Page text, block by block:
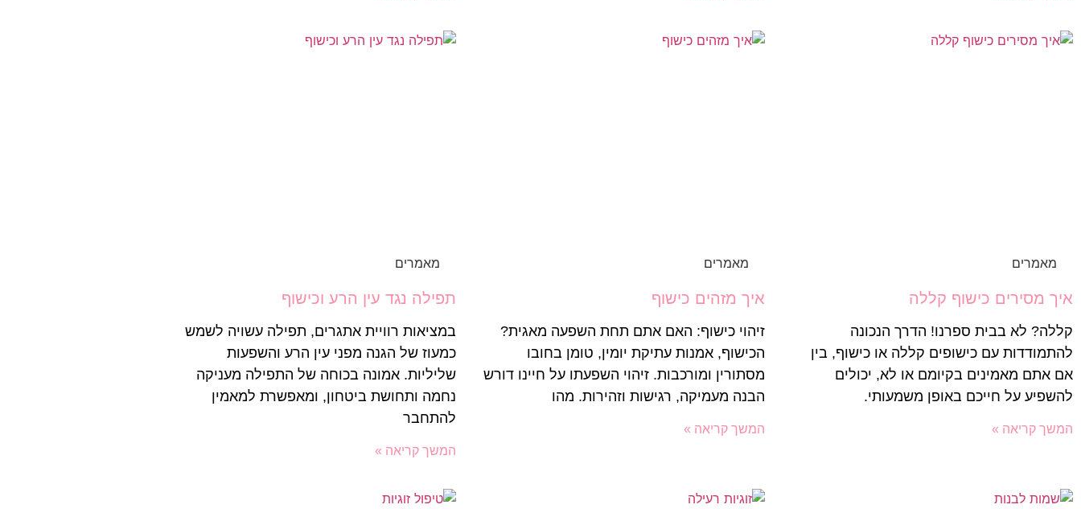
מאמרים
איך מסירים כישוף קללה
קללה? לא בבית ספרנו! הדרך הנכונה
להתמודדות עם כישופים קללה או כישוף, בין
אם אתם מאמינים בקיומם או לא, יכולים
להשפיע על חייכם באופן משמעותי.
המשך קריאה »
מאמרים
איך מזהים כישוף
זיהוי כישוף: האם אתם תחת השפעה מאגית?
הכישוף, אמנות עתיקת יומין, טומן בחובו
מסתורין ומורכבות. זיהוי השפעתו על חיינו דורש
הבנה מעמיקה, רגישות וזהירות. מהו
המשך קריאה »
מאמרים
תפילה נגד עין הרע וכישוף
במציאות רוויית אתגרים, תפילה עשויה לשמש
כמעוז של הגנה מפני עין הרע והשפעות
שליליות. אמונה בכוחה של התפילה מעניקה
נחמה ותחושת ביטחון, ומאפשרת למאמין
להתחבר
המשך קריאה »